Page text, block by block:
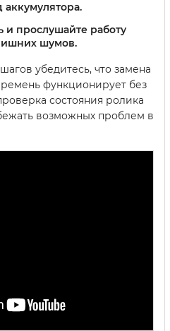
и прослушайте работу
шумов.
убедитесь, что замена
функционирует без
состояния ролика
возможных проблем в